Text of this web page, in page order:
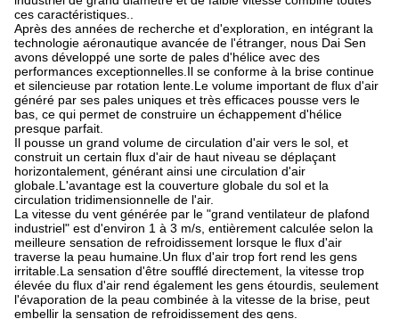
ces caractéristiques..
Après des années de recherche et d'exploration, en intégrant la
technologie aéronautique avancée de l'étranger, nous Dai Sen
avons développé une sorte de pales d'hélice avec des
performances exceptionnelles.Il se conforme à la brise continue
et silencieuse par rotation lente.Le volume important de flux d'air
généré par ses pales uniques et très efficaces pousse vers le
bas, ce qui permet de construire un échappement d'hélice
presque parfait.
Il pousse un grand volume de circulation d'air vers le sol, et
construit un certain flux d'air de haut niveau se déplaçant
horizontalement, générant ainsi une circulation d'air
globale.L'avantage est la couverture globale du sol et la
circulation tridimensionnelle de l'air.
La vitesse du vent générée par le "grand ventilateur de plafond
industriel" est d'environ 1 à 3 m/s, entièrement calculée selon la
meilleure sensation de refroidissement lorsque le flux d'air
traverse la peau humaine.Un flux d'air trop fort rend les gens
irritable.La sensation d'être soufflé directement, la vitesse trop
élevée du flux d'air rend également les gens étourdis, seulement
l'évaporation de la peau combinée à la vitesse de la brise, peut
embellir la sensation de refroidissement des gens.